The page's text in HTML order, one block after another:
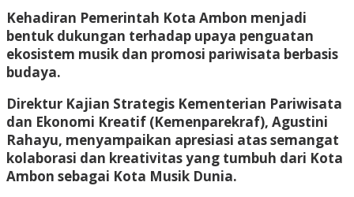
Kehadiran Pemerintah Kota Ambon menjadi
bentuk dukungan terhadap upaya penguatan
ekosistem musik dan promosi pariwisata berbasis
budaya.
Direktur Kajian Strategis Kementerian Pariwisata
dan Ekonomi Kreatif (Kemenparekraf), Agustini
Rahayu, menyampaikan apresiasi atas semangat
kolaborasi dan kreativitas yang tumbuh dari Kota
Ambon sebagai Kota Musik Dunia.